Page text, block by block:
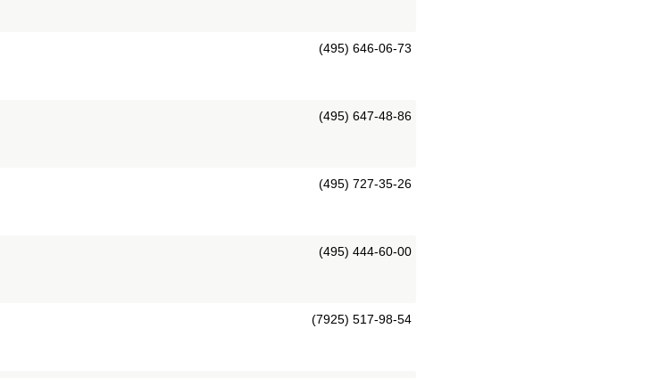
(495) 646-06-73
(495) 647-48-86
(495) 727-35-26
(495) 444-60-00
(7925) 517-98-54